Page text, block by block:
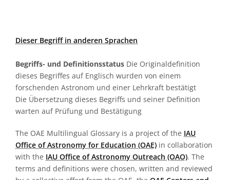
Dieser Begriff in anderen Sprachen
Begriffs- und Definitionsstatus Die Originaldefinition
dieses Begriffes auf Englisch wurden von einem
forschenden Astronom und einer Lehrkraft bestätigt
Die Übersetzung dieses Begriffs und seiner Definition
warten auf Prüfung und Bestätigung
The OAE Multilingual Glossary is a project of the IAU
Office of Astronomy for Education (OAE) in collaboration
with the IAU Office of Astronomy Outreach (OAO). The
terms and definitions were chosen, written and reviewed